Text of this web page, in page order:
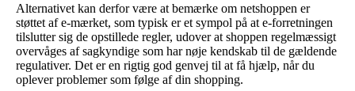
Alternativet kan derfor være at bemærke om netshoppen er
støttet af e-mærket, som typisk er et sympol på at e-forretningen
tilslutter sig de opstillede regler, udover at shoppen regelmæssigt
overvåges af sagkyndige som har nøje kendskab til de gældende
regulativer. Det er en rigtig god genvej til at få hjælp, når du
oplever problemer som følge af din shopping.